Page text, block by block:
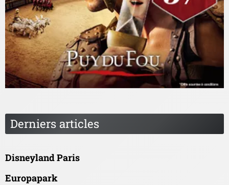
Derniers articles
Disneyland Paris
Europapark